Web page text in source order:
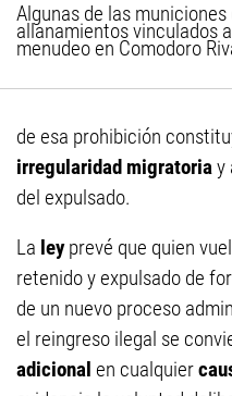
Algunas de las
allanamientos vinculados
menudeo en Comodoro
de esa prohibición
irregularidad migratoriay
del expulsado.
La leyprevé que quien
retenido y expulsado de
de un nuevo proceso
el reingreso ilegal se
adicional en cualquier